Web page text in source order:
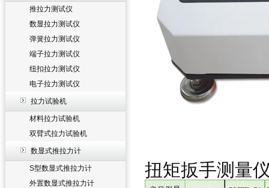
推拉力测试仪
数显拉力测试仪
弹簧拉力测试仪
端子拉力测试仪
纽扣拉力测试仪
电子拉力测试仪
拉力试验机
材料拉力试验机
双臂式拉力试验机
数显式推拉力计
S型数显式推拉力计
外置数显式推拉力计
扭矩扳手测量